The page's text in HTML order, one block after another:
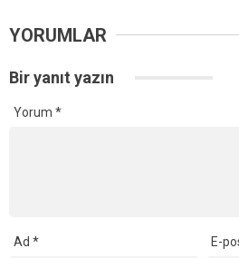
YORUMLAR
Bir yanıt yazın
Yorum *
Ad * E-